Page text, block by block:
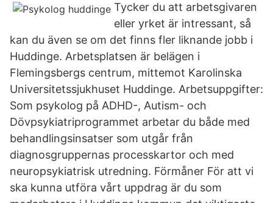
Tycker du att arbetsgivaren
eller yrket är intressant, så
kan du även se om det finns fler liknande jobb i
Huddinge. Arbetsplatsen är belägen i
Flemingsbergs centrum, mittemot Karolinska
Universitetssjukhuset Huddinge. Arbetsuppgifter:
Som psykolog på ADHD-, Autism- och
Dövpsykiatriprogrammet arbetar du både med
behandlingsinsatser som utgår från
diagnosgruppernas processkartor och med
neuropsykiatrisk utredning. Förmåner För att vi
ska kunna utföra vårt uppdrag är du som